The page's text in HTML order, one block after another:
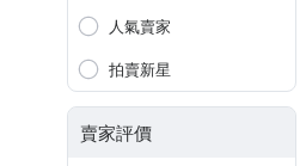
人氣賣家
拍賣新星
賣家評價